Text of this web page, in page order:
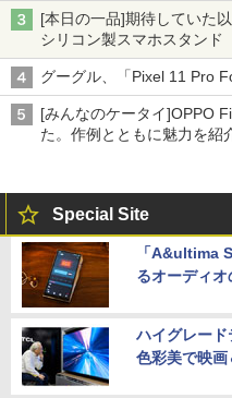
[本日の一品]期待していた
シリコン製スマホスタンド
グーグル、「Pixel 11 Pro
[みんなのケータイ]OPPO
た。作例とともに魅力を紹
Special Site
「A&ultima
るオーディオ
ハイグレー
色彩美で映